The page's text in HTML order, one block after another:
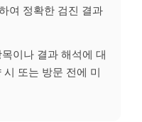
여 정확한 검진 결과
이나 결과 해석에 대
또는 방문 전에 미